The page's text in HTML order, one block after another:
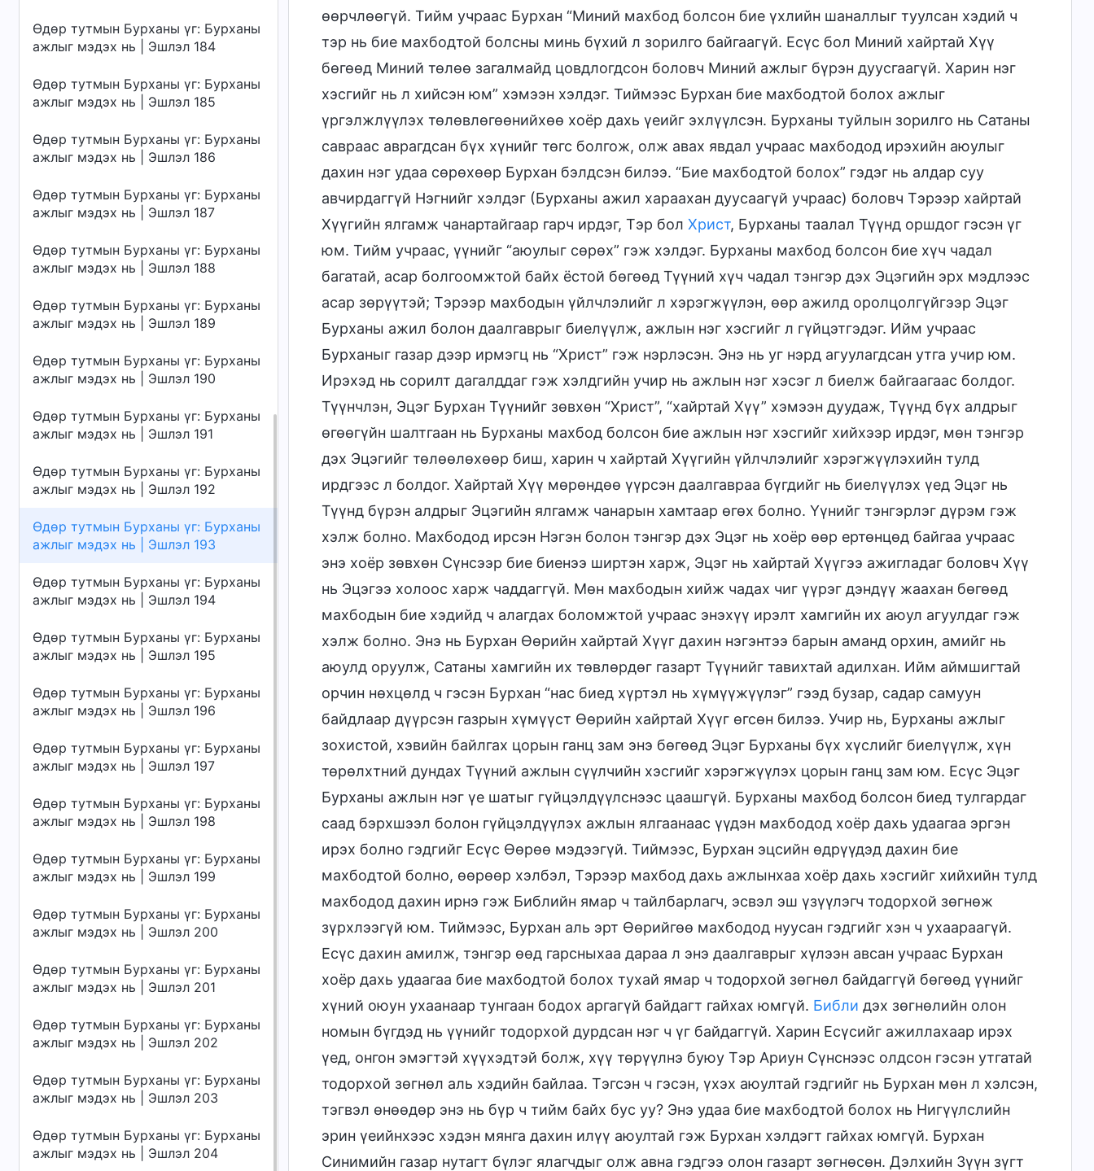
Өдөр тутмын Бурханы үг: Бурханы
ажлыг мэдэх нь | Эшлэл 184
Өдөр тутмын Бурханы үг: Бурханы
ажлыг мэдэх нь | Эшлэл 185
Өдөр тутмын Бурханы үг: Бурханы
ажлыг мэдэх нь | Эшлэл 186
Өдөр тутмын Бурханы үг: Бурханы
ажлыг мэдэх нь | Эшлэл 187
Өдөр тутмын Бурханы үг: Бурханы
ажлыг мэдэх нь | Эшлэл 188
Өдөр тутмын Бурханы үг: Бурханы
ажлыг мэдэх нь | Эшлэл 189
Өдөр тутмын Бурханы үг: Бурханы
ажлыг мэдэх нь | Эшлэл 190
Өдөр тутмын Бурханы үг: Бурханы
ажлыг мэдэх нь | Эшлэл 191
Өдөр тутмын Бурханы үг: Бурханы
ажлыг мэдэх нь | Эшлэл 192
Өдөр тутмын Бурханы үг: Бурханы
ажлыг мэдэх нь | Эшлэл 193
Өдөр тутмын Бурханы үг: Бурханы
ажлыг мэдэх нь | Эшлэл 194
Өдөр тутмын Бурханы үг: Бурханы
ажлыг мэдэх нь | Эшлэл 195
Өдөр тутмын Бурханы үг: Бурханы
ажлыг мэдэх нь | Эшлэл 196
Өдөр тутмын Бурханы үг: Бурханы
ажлыг мэдэх нь | Эшлэл 197
Өдөр тутмын Бурханы үг: Бурханы
ажлыг мэдэх нь | Эшлэл 198
Өдөр тутмын Бурханы үг: Бурханы
ажлыг мэдэх нь | Эшлэл 199
Өдөр тутмын Бурханы үг: Бурханы
ажлыг мэдэх нь | Эшлэл 200
Өдөр тутмын Бурханы үг: Бурханы
ажлыг мэдэх нь | Эшлэл 201
Өдөр тутмын Бурханы үг: Бурханы
ажлыг мэдэх нь | Эшлэл 202
Өдөр тутмын Бурханы үг: Бурханы
ажлыг мэдэх нь | Эшлэл 203
Өдөр тутмын Бурханы үг: Бурханы
ажлыг мэдэх нь | Эшлэл 204
өөрчлөөгүй. Тийм учраас Бурхан “Миний махбод болсон бие үхлийн шаналлыг туулсан хэдий ч
тэр нь бие махбодтой болсны минь бүхий л зорилго байгаагүй. Есүс бол Миний хайртай Хүү
бөгөөд Миний төлөө загалмайд цовдлогдсон боловч Миний ажлыг бүрэн дуусгаагүй. Харин нэг
хэсгийг нь л хийсэн юм” хэмээн хэлдэг. Тиймээс Бурхан бие махбодтой болох ажлыг
үргэлжлүүлэх төлөвлөгөөнийхөө хоёр дахь үеийг эхлүүлсэн. Бурханы туйлын зорилго нь Сатаны
савраас аврагдсан бүх хүнийг төгс болгож, олж авах явдал учраас махбодод ирэхийн аюулыг
дахин нэг удаа сөрөхөөр Бурхан бэлдсэн билээ. “Бие махбодтой болох” гэдэг нь алдар суу
авчирдаггүй Нэгнийг хэлдэг (Бурханы ажил хараахан дуусаагүй учраас) боловч Тэрээр хайртай
Хүүгийн ялгамж чанартайгаар гарч ирдэг, Тэр бол Христ, Бурханы таалал Түүнд оршдог гэсэн үг
юм. Тийм учраас, үүнийг “аюулыг сөрөх” гэж хэлдэг. Бурханы махбод болсон бие хүч чадал
багатай, асар болгоомжтой байх ёстой бөгөөд Түүний хүч чадал тэнгэр дэх Эцэгийн эрх мэдлээс
асар зөрүүтэй; Тэрээр махбодын үйлчлэлийг л хэрэгжүүлэн, өөр ажилд оролцолгүйгээр Эцэг
Бурханы ажил болон даалгаврыг биелүүлж, ажлын нэг хэсгийг л гүйцэтгэдэг. Ийм учраас
Бурханыг газар дээр ирмэгц нь “Христ” гэж нэрлэсэн. Энэ нь уг нэрд агуулагдсан утга учир юм.
Ирэхэд нь сорилт дагалддаг гэж хэлдгийн учир нь ажлын нэг хэсэг л биелж байгаагаас болдог.
Түүнчлэн, Эцэг Бурхан Түүнийг зөвхөн “Христ”, “хайртай Хүү” хэмээн дуудаж, Түүнд бүх алдрыг
өгөөгүйн шалтгаан нь Бурханы махбод болсон бие ажлын нэг хэсгийг хийхээр ирдэг, мөн тэнгэр
дэх Эцэгийг төлөөлөхөөр биш, харин ч хайртай Хүүгийн үйлчлэлийг хэрэгжүүлэхийн тулд
ирдгээс л болдог. Хайртай Хүү мөрөндөө үүрсэн даалгавраа бүгдийг нь биелүүлэх үед Эцэг нь
Түүнд бүрэн алдрыг Эцэгийн ялгамж чанарын хамтаар өгөх болно. Үүнийг тэнгэрлэг дүрэм гэж
хэлж болно. Махбодод ирсэн Нэгэн болон тэнгэр дэх Эцэг нь хоёр өөр ертөнцөд байгаа учраас
энэ хоёр зөвхөн Сүнсээр бие биенээ ширтэн харж, Эцэг нь хайртай Хүүгээ ажигладаг боловч Хүү
нь Эцэгээ холоос харж чаддаггүй. Мөн махбодын хийж чадах чиг үүрэг дэндүү жаахан бөгөөд
махбодын бие хэдийд ч алагдах боломжтой учраас энэхүү ирэлт хамгийн их аюул агуулдаг гэж
хэлж болно. Энэ нь Бурхан Өөрийн хайртай Хүүг дахин нэгэнтээ барын аманд орхин, амийг нь
аюулд оруулж, Сатаны хамгийн их төвлөрдөг газарт Түүнийг тавихтай адилхан. Ийм аймшигтай
орчин нөхцөлд ч гэсэн Бурхан “нас биед хүртэл нь хүмүүжүүлэг” гээд бузар, садар самуун
байдлаар дүүрсэн газрын хүмүүст Өөрийн хайртай Хүүг өгсөн билээ. Учир нь, Бурханы ажлыг
зохистой, хэвийн байлгах цорын ганц зам энэ бөгөөд Эцэг Бурханы бүх хүслийг биелүүлж, хүн
төрөлхтний дундах Түүний ажлын сүүлчийн хэсгийг хэрэгжүүлэх цорын ганц зам юм. Есүс Эцэг
Бурханы ажлын нэг үе шатыг гүйцэлдүүлснээс цаашгүй. Бурханы махбод болсон биед тулгардаг
саад бэрхшээл болон гүйцэлдүүлэх ажлын ялгаанаас үүдэн махбодод хоёр дахь удаагаа эргэн
ирэх болно гэдгийг Есүс Өөрөө мэдээгүй. Тиймээс, Бурхан эцсийн өдрүүдэд дахин бие
махбодтой болно, өөрөөр хэлбэл, Тэрээр махбод дахь ажлынхаа хоёр дахь хэсгийг хийхийн тулд
махбодод дахин ирнэ гэж Библийн ямар ч тайлбарлагч, эсвэл эш үзүүлэгч тодорхой зөгнөж
зүрхлээгүй юм. Тиймээс, Бурхан аль эрт Өөрийгөө махбодод нуусан гэдгийг хэн ч ухаараагүй.
Есүс дахин амилж, тэнгэр өөд гарсныхаа дараа л энэ даалгаврыг хүлээн авсан учраас Бурхан
хоёр дахь удаагаа бие махбодтой болох тухай ямар ч тодорхой зөгнөл байдаггүй бөгөөд үүнийг
хүний оюун ухаанаар тунгаан бодох аргагүй байдагт гайхах юмгүй. Библи дэх зөгнөлийн олон
номын бүгдэд нь үүнийг тодорхой дурдсан нэг ч үг байдаггүй. Харин Есүсийг ажиллахаар ирэх
үед, онгон эмэгтэй хүүхэдтэй болж, хүү төрүүлнэ буюу Тэр Ариун Сүнснээс олдсон гэсэн утгатай
тодорхой зөгнөл аль хэдийн байлаа. Тэгсэн ч гэсэн, үхэх аюултай гэдгийг нь Бурхан мөн л хэлсэн,
тэгвэл өнөөдөр энэ нь бүр ч тийм байх бус уу? Энэ удаа бие махбодтой болох нь Нигүүлслийн
эрин үеийнхээс хэдэн мянга дахин илүү аюултай гэж Бурхан хэлдэгт гайхах юмгүй. Бурхан
Синимийн газар нутагт бүлэг ялагчдыг олж авна гэдгээ олон газарт зөгнөсөн. Дэлхийн Зүүн зүгт